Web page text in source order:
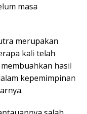
masa
merupakan
kali telah
hasil
kepemimpinan